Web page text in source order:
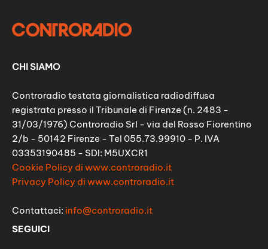
CHI SIAMO
Controradio testata giornalistica radiodiffusa
registrata presso il Tribunale di Firenze (n. 2483 -
31/03/1976) Controradio Srl - via del Rosso Fiorentino
2/b - 50142 Firenze - Tel 055.73.99910 - P. IVA
03353190485 - SDI: M5UXCR1
Cookie Policy di www.controradio.it
Privacy Policy di www.controradio.it
Contattaci: info@controradio.it
SEGUICI